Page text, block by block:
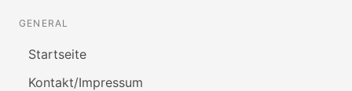
GENERAL
Startseite
Kontakt/Impressum